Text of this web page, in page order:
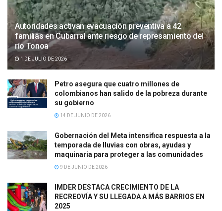
Autoridades activan evacuación preventiva a 42
familias en Cubarral ante riesgo de represamiento del
río Tonoa
1 DE JULIO DE 2026
Petro asegura que cuatro millones de
colombianos han salido de la pobreza durante
su gobierno
14 DE JUNIO DE 2026
Gobernación del Meta intensifica respuesta a la
temporada de lluvias con obras, ayudas y
maquinaria para proteger a las comunidades
9 DE JUNIO DE 2026
IMDER DESTACA CRECIMIENTO DE LA
RECREOVÍA Y SU LLEGADA A MÁS BARRIOS EN
2025